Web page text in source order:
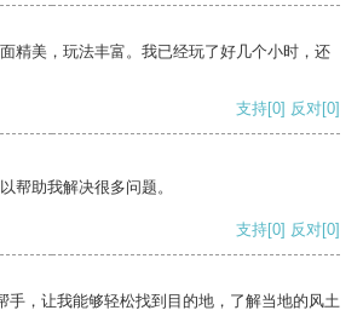
精美，玩法丰富。我已经玩了好几个小时，还
支持[0] 反对[0]
帮助我解决很多问题。
支持[0] 反对[0]
手，让我能够轻松找到目的地，了解当地的风土